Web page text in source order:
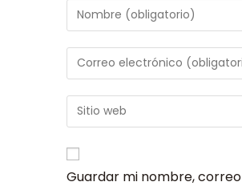
Guardar mi nombre, correo